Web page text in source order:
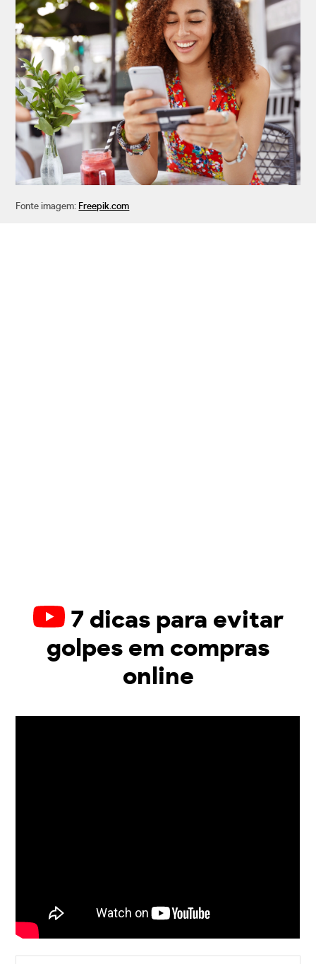
Fonte imagem: Freepik.com
7 dicas para evitar
golpes em compras
online